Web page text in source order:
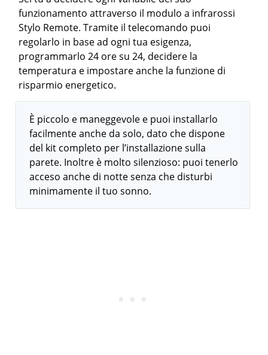
funzionamento attraverso il modulo a infrarossi
Stylo Remote. Tramite il telecomando puoi
regolarlo in base ad ogni tua esigenza,
programmarlo 24 ore su 24, decidere la
temperatura e impostare anche la funzione di
risparmio energetico.
È piccolo e maneggevole e puoi installarlo
facilmente anche da solo, dato che dispone
del kit completo per l’installazione sulla
parete. Inoltre è molto silenzioso: puoi tenerlo
acceso anche di notte senza che disturbi
minimamente il tuo sonno.